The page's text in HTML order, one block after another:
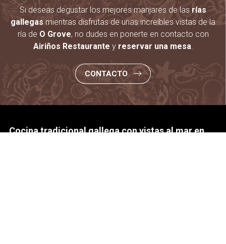
Si deseas degustar los mejores manjares de las rías
gallegasmientras disfrutas de unas increíbles vistas de la
ría de O Grove, no dudes en ponerte en contacto con
Airiños Restaurante y reservar una mesa
CONTACTO
Cocina tradicional gallega con vistas al mar en